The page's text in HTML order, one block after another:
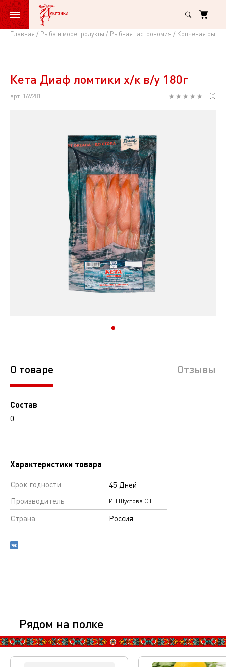
Главная Рыба и морепродукты Рыбная гастрономия Копченая рыба
Кета
ломтики
х/
Кета Диаф ломтики х/к в/у 180г
арт: 169281 (0)
О товаре Отзывы
Состав
0
Характеристики товара
Срок годности
45 Дней
Производитель
ИП Шустова С.Г.
Страна Россия
Рядом на полке